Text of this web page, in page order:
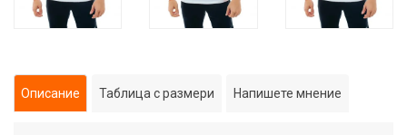
Описание Таблица с размери Напишете мнение